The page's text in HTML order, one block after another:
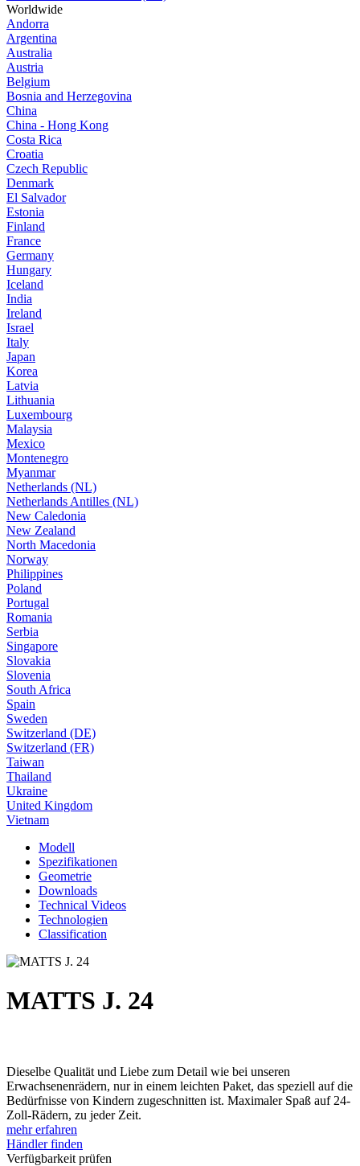
Worldwide
Andorra
Argentina
Australia
Austria
Belgium
Bosnia and Herzegovina
China
China - Hong Kong
Costa Rica
Croatia
Czech Republic
Denmark
El Salvador
Estonia
Finland
France
Germany
Hungary
Iceland
India
Ireland
Israel
Italy
Japan
Korea
Latvia
Lithuania
Luxembourg
Malaysia
Mexico
Montenegro
Myanmar
Netherlands (NL)
Netherlands Antilles (NL)
New Caledonia
New Zealand
North Macedonia
Norway
Philippines
Poland
Portugal
Romania
Serbia
Singapore
Slovakia
Slovenia
South Africa
Spain
Sweden
Switzerland (DE)
Switzerland (FR)
Taiwan
Thailand
Ukraine
United Kingdom
Vietnam
Modell
Spezifikationen
Geometrie
Downloads
Technical Videos
Technologien
Classification
MATTS J. 24
Dieselbe Qualität und Liebe zum Detail wie bei unseren
Erwachsenenrädern, nur in einem leichten Paket, das speziell auf die
Bedürfnisse von Kindern zugeschnitten ist. Maximaler Spaß auf 24-
Zoll-Rädern, zu jeder Zeit.
mehr erfahren
Händler finden
Verfügbarkeit prüfen